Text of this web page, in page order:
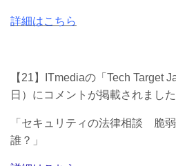
詳細はこちら
【21 】ITmediaの「Tech Target
日）に コメントが掲載されました
「セキュリティの法律相談 脆
誰？」